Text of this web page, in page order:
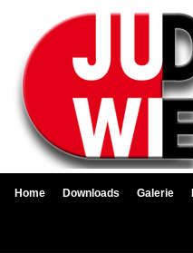
Home Downloads Galerie